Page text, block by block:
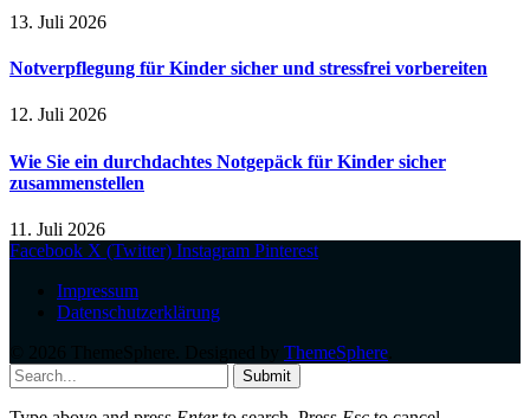
13. Juli 2026
Notverpflegung für Kinder sicher und stressfrei vorbereiten
12. Juli 2026
Wie Sie ein durchdachtes Notgepäck für Kinder sicher
zusammenstellen
11. Juli 2026
Facebook X (Twitter) Instagram Pinterest
Impressum
Datenschutzerklärung
ThemeSphere
Submit